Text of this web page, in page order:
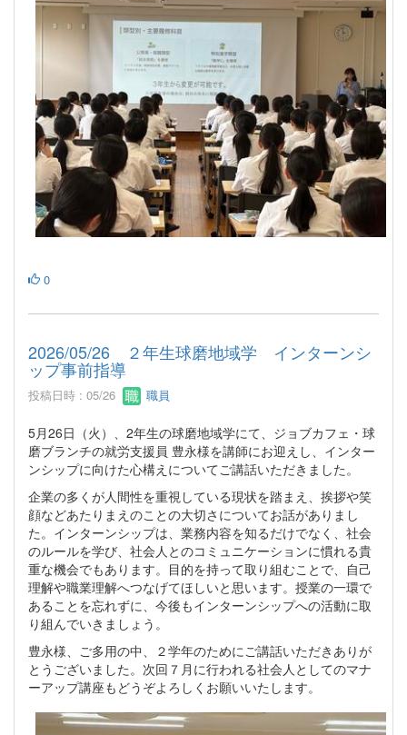
0
2026/05/26 ２年生球磨地域学 インターンシ
ップ事前指導
投稿日時 : 05/26 職員
5月26日（火）、2年生の球磨地域学にて、ジョブカフェ・球
磨ブランチの就労支援員 豊永様を講師にお迎えし、インター
ンシップに向けた心構えについてご講話いただきました。
企業の多くが人間性を重視している現状を踏まえ、挨拶や笑
顔などあたりまえのことの大切さについてお話がありまし
た。インターンシップは、業務内容を知るだけでなく、社会
のルールを学び、社会人とのコミュニケーションに慣れる貴
重な機会でもあります。目的を持って取り組むことで、自己
理解や職業理解へつなげてほしいと思います。授業の一環で
あることを忘れずに、今後もインターンシップへの活動に取
り組んでいきましょう。
豊永様、ご多用の中、２学年のためにご講話いただきありが
とうございました。次回７月に行われる社会人としてのマナ
ーアップ講座もどうぞよろしくお願いいたします。